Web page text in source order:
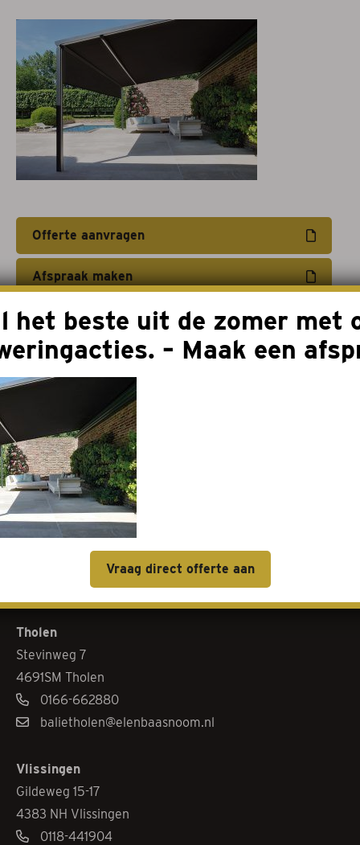
Projectzonwering
Over ons
Acties
Afspraak maken
Offerte aanvragen
Afspraak maken
Contact
Goes
Livingstoneweg 46
4462 GL Goes
baliegoes@elenbaasnoom.nl
Tholen
Stevinweg 7
4691SM Tholen
0166-662880
balietholen@elenbaasnoom.nl
Vlissingen
Gildeweg 15-17
4383 NH Vlissingen
0118-441904
het beste uit de zomer met
– Maak een
Vraag direct offerte aan